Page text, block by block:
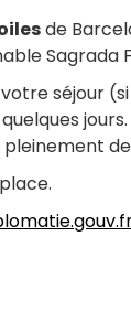
de
Sagrada
séjour